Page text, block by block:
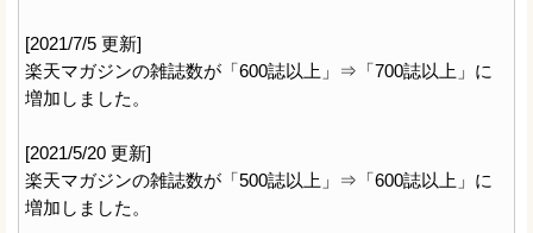
[2021/7/5 更新]
楽天マガジンの雑誌数が「600誌以上」⇒「700誌以上」に
増加しました。
[2021/5/20 更新]
楽天マガジンの雑誌数が「500誌以上」⇒「600誌以上」に
増加しました。